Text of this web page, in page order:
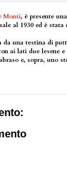
Monti, è presente
al 1930 ed è
da una testina di
ai lati due lesene
e, sopra, uno